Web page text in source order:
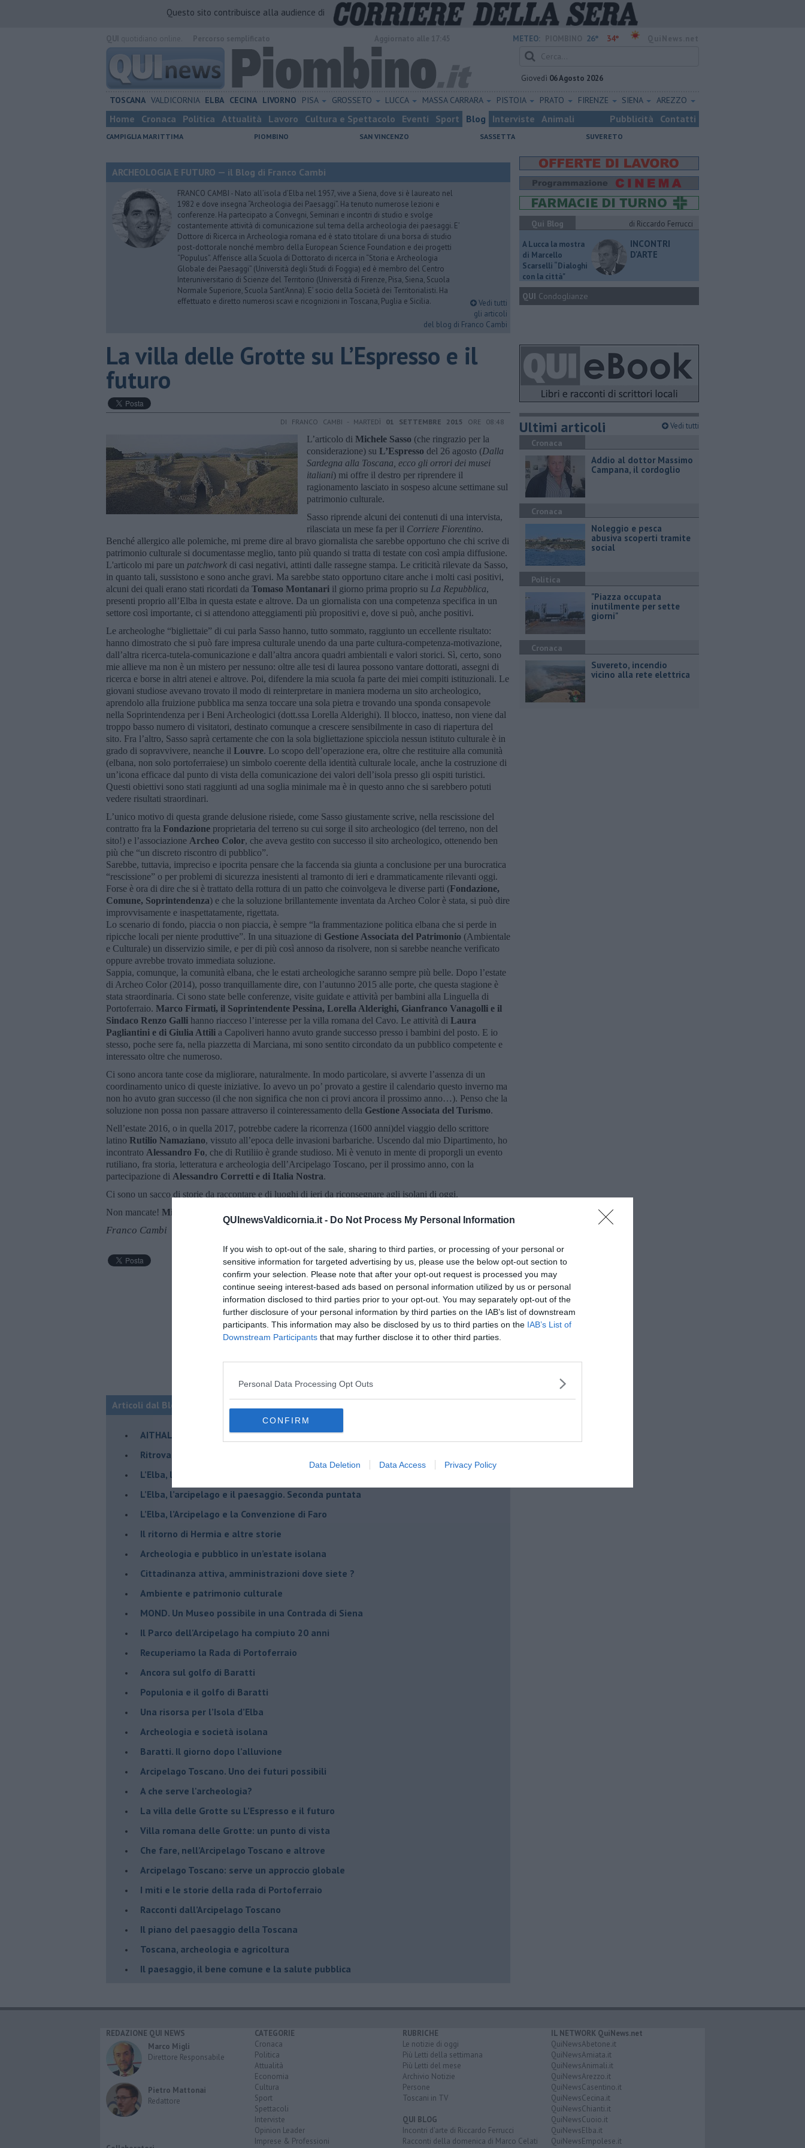
QUInewsValdicornia.it - Do Not Process My Personal Information
If you wish to opt-out of the sale, sharing to third parties, or processing of your personal or
sensitive information for targeted advertising by us, please use the below opt-out section to
confirm your selection. Please note that after your opt-out request is processed you may
continue seeing interest-based ads based on personal information utilized by us or personal
information disclosed to third parties prior to your opt-out. You may separately opt-out of the
further disclosure of your personal information by third parties on the IAB’s list of downstream
participants. This information may also be disclosed by us to third parties on the IAB’s List of
Downstream Participants that may further disclose it to other third parties.
Personal Data Processing Opt Outs
CONFIRM
Data Deletion Data Access Privacy Policy
Questo sito contribuisce alla audience di
METEO: 26° 34°
Giovedì 06 Agosto 2026
TOSCANA VALDICORNIA ELBA CECINA LIVORNO PISA GROSSETO LUCCA MASSA CARRARA PISTOIA PRATO FIRENZE SIENA AREZZO
Home Cronaca Politica Attualità Lavoro Cultura e Spettacolo Eventi Sport Blog Interviste Animali Pubblicità Contatti
CAMPIGLIA MARITTIMA PIOMBINO SAN VINCENZO SASSETTA SUVERETO
ARCHEOLOGIA E FUTURO — il Blog di Franco Cambi
FRANCO CAMBI - Nato all’isola d’Elba nel 1957, vive a Siena, dove si è laureato nel
1982 e dove insegna “Archeologia dei Paesaggi”. Ha tenuto numerose lezioni e
conferenze. Ha partecipato a Convegni, Seminari e incontri di studio e svolge
costantemente attività di comunicazione sul tema della archeologia dei paesaggi. E’
Dottore di Ricerca in Archeologia romana ed è stato titolare di una borsa di studio
post-dottorale nonché membro della European Science Foundation e dei progetti
“Populus”. Afferisce alla Scuola di Dottorato di ricerca in “Storia e Archeologia
Globale dei Paesaggi” (Università degli Studi di Foggia) ed è membro del Centro
Interuniversitario di Scienze del Territorio (Università di Firenze, Pisa, Siena, Scuola
Normale Superiore, Scuola Sant’Anna). E’ socio della Società dei Territorialisti. Ha
effettuato e diretto numerosi scavi e ricognizioni in Toscana, Puglia e Sicilia.
Vedi tutti
gli articoli
del blog di Franco Cambi
​La villa delle Grotte su L’Espresso e il
futuro
DI FRANCO CAMBI - MARTEDÌ 01 SETTEMBRE 2015 ORE 08:48
L’articolo di Michele Sasso (che ringrazio per la
considerazione) su L’Espresso del 26 agosto (Dalla
Sardegna alla Toscana, ecco gli orrori dei musei
italiani) mi offre il destro per riprendere il
ragionamento lasciato in sospeso alcune settimane sul
patrimonio culturale.
Sasso riprende alcuni dei contenuti di una intervista,
rilasciata un mese fa per il Corriere Fiorentino.
Benché allergico alle polemiche, mi preme dire al bravo giornalista che sarebbe opportuno che chi scrive di
patrimonio culturale si documentasse meglio, tanto più quando si tratta di testate con così ampia diffusione.
L'articolo mi pare un patchwork di casi negativi, attinti dalle rassegne stampa. Le criticità rilevate da Sasso,
in quanto tali, sussistono e sono anche gravi. Ma sarebbe stato opportuno citare anche i molti casi positivi,
alcuni dei quali erano stati ricordati da Tomaso Montanari il giorno prima proprio su La Repubblica,
presenti proprio all’Elba in questa estate e altrove. Da un giornalista con una competenza specifica in un
settore così importante, ci si attendono atteggiamenti più propositivi e, dove si può, anche positivi.
Le archeologhe “bigliettaie” di cui parla Sasso hanno, tutto sommato, raggiunto un eccellente risultato:
hanno dimostrato che si può fare impresa culturale unendo da una parte cultura-competenza-motivazione,
dall’altra ricerca-tutela-comunicazione e dall’altra ancora quadri ambientali e valori storici. Sì, certo, sono
mie allieve ma non è un mistero per nessuno: oltre alle tesi di laurea possono vantare dottorati, assegni di
ricerca e borse in altri atenei e altrove. Poi, difendere la mia scuola fa parte dei miei compiti istituzionali. Le
giovani studiose avevano trovato il modo di reinterpretare in maniera moderna un sito archeologico,
aprendolo alla fruizione pubblica ma senza toccare una sola pietra e trovando una sponda consapevole
nella Soprintendenza per i Beni Archeologici (dott.ssa Lorella Alderighi). Il blocco, inatteso, non viene dal
troppo basso numero di visitatori, destinato comunque a crescere sensibilmente in caso di riapertura del
sito. Fra l’altro, Sasso saprà certamente che con la sola bigliettazione spicciola nessun istituto culturale è in
grado di sopravvivere, neanche il Louvre. Lo scopo dell’operazione era, oltre che restituire alla comunità
(elbana, non solo portoferraiese) un simbolo coerente della identità culturale locale, anche la costruzione di
un’icona efficace dal punto di vista della comunicazione dei valori dell’isola presso gli ospiti turistici.
Questi obiettivi sono stati raggiunti ad una soglia minimale ma è in questo anno che si sarebbero potuti
vedere risultati straordinari.
L’unico motivo di questa grande delusione risiede, come Sasso giustamente scrive, nella rescissione del
contratto fra la Fondazione proprietaria del terreno su cui sorge il sito archeologico (del terreno, non del
sito!) e l’associazione Archeo Color, che aveva gestito con successo il sito archeologico, ottenendo ben
più che “un discreto riscontro di pubblico”.
Sarebbe, tuttavia, impreciso e ipocrita pensare che la faccenda sia giunta a conclusione per una burocratica
“rescissione” o per problemi di sicurezza inesistenti al tramonto di ieri e drammaticamente rilevanti oggi.
Forse è ora di dire che si è trattato della rottura di un patto che coinvolgeva le diverse parti (Fondazione,
Comune, Soprintendenza) e che la soluzione brillantemente inventata da Archeo Color è stata, si può dire
improvvisamente e inaspettatamente, rigettata.
Lo scenario di fondo, piaccia o non piaccia, è sempre “la frammentazione politica elbana che si perde in
ripicche locali per niente produttive”. In una situazione di Gestione Associata del Patrimonio (Ambientale
e Culturale) un disservizio simile, e per di più così annoso da risolvere, non si sarebbe neanche verificato
oppure avrebbe trovato immediata soluzione.
Sappia, comunque, la comunità elbana, che le estati archeologiche saranno sempre più belle. Dopo l’estate
di Archeo Color (2014), posso tranquillamente dire, con l’autunno 2015 alle porte, che questa stagione è
stata straordinaria. Ci sono state belle conferenze, visite guidate e attività per bambini alla Linguella di
Portoferraio. Marco Firmati, il Soprintendente Pessina, Lorella Alderighi, Gianfranco Vanagolli e il
Sindaco Renzo Galli hanno riacceso l’interesse per la villa romana del Cavo. Le attività di Laura
Pagliantini e di Giulia Attili a Capoliveri hanno avuto grande successo presso i bambini del posto. E io
stesso, poche sere fa, nella piazzetta di Marciana, mi sono sentito circondato da un pubblico competente e
interessato oltre che numeroso.
Ci sono ancora tante cose da migliorare, naturalmente. In modo particolare, si avverte l’assenza di un
coordinamento unico di queste iniziative. Io avevo un po’ provato a gestire il calendario questo inverno ma
non ho avuto gran successo (il che non significa che non ci provi ancora il prossimo anno…). Penso che la
soluzione non possa non passare attraverso il cointeressamento della Gestione Associata del Turismo.
Nell’estate 2016, o in quella 2017, potrebbe cadere la ricorrenza (1600 anni)del viaggio dello scrittore
latino Rutilio Namaziano, vissuto all’epoca delle invasioni barbariche. Uscendo dal mio Dipartimento, ho
incontrato Alessandro Fo, che di Rutiliio è grande studioso. Mi è venuto in mente di proporgli un evento
rutiliano, fra storia, letteratura e archeologia dell’Arcipelago Toscano, per il prossimo anno, con la
partecipazione di Alessandro Corretti e di Italia Nostra.
Ci sono un sacco di storie da raccontare e di luoghi di ieri da riconsegnare agli isolani di oggi.
Non mancate! Michele Sasso
Franco Cambi
Articoli dal Blog “Archeologia e futuro” di Franco Cambi
​AITHALE, libro sull’archeologia all’Isola d’Elba
Ritrovare Siena
L’Elba, l’arcipelago, il ferro, la società
​L’Elba, l’arcipelago e il paesaggio. Seconda puntata
L’Elba, l’Arcipelago e la Convenzione di Faro
Il ritorno di Hermia e altre storie
Archeologia e pubblico in un’estate isolana
Cittadinanza attiva, amministrazioni dove siete ?
Ambiente e patrimonio culturale
​MOND. Un Museo possibile in una Contrada di Siena
​Il Parco dell'Arcipelago ha compiuto 20 anni
Recuperiamo la Rada di Portoferraio
​Ancora sul golfo di Baratti
​Populonia e il golfo di Baratti
Una risorsa per l’Isola d’Elba
​Archeologia e società isolana
​Baratti. Il giorno dopo l’alluvione
Arcipelago Toscano. Uno dei futuri possibili
A che serve l'archeologia?
​La villa delle Grotte su L’Espresso e il futuro
​Villa romana delle Grotte: un punto di vista
Che fare, nell’Arcipelago Toscano e altrove
Arcipelago Toscano: serve un approccio globale
​I miti e le storie della rada di Portoferraio
​Racconti dall’Arcipelago Toscano
Il piano del paesaggio della Toscana
Toscana, archeologia e agricoltura
Il paesaggio, il bene comune e la salute pubblica
Qui Blog
di Riccardo Ferrucci
A Lucca la mostra
di Marcello
Scarselli “Dialoghi
con la città"
INCONTRI
D'ARTE
QUI Condoglianze
Ultimi articoli Vedi tutti
Cronaca
Addio al dottor Massimo
Campana, il cordoglio
Cronaca
Noleggio e pesca
abusiva scoperti tramite
social
Politica
"Piazza occupata
inutilmente per sette
giorni"
Cronaca
Suvereto, incendio
vicino alla rete elettrica
REDAZIONE QUI NEWS
Marco Migli
Direttore Responsabile
Pietro Mattonai
Redattore
CATEGORIE
Cronaca
Politica
Attualità
Economia
Cultura
Sport
Spettacoli
Interviste
Opinion Leader
Imprese & Professioni
RUBRICHE
Le notizie di oggi
Più Letti della settimana
Più Letti del mese
Archivio Notizie
Persone
Toscani in TV
QUI BLOG
Incontri d'arte di Riccardo Ferrucci
Racconti della domenica di Marco Celati
IL NETWORK QuiNews.net
QuiNewsAbetone.it
QuiNewsAmiata.it
QuiNewsAnimali.it
QuiNewsArezzo.it
QuiNewsCasentino.it
QuiNewsCecina.it
QuiNewsChianti.it
QuiNewsCuoio.it
QuiNewsElba.it
QuiNewsEmpolese.it